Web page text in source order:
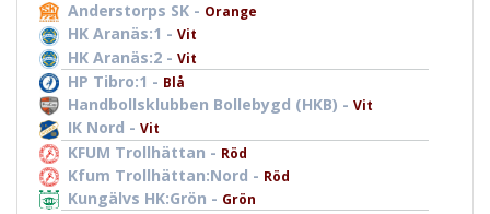
Anderstorps SK - Orange
HK Aranäs:1 - Vit
HK Aranäs:2 - Vit
HP Tibro:1 - Blå
Handbollsklubben Bollebygd (HKB) - Vit
IK Nord - Vit
KFUM Trollhättan - Röd
Kfum Trollhättan:Nord - Röd
Kungälvs HK:Grön - Grön